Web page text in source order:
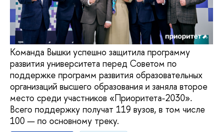
Команда Вышки успешно защитила программу
развития университета перед Советом по
поддержке программ развития образовательных
организаций высшего образования и заняла второе
место среди участников «Приоритета-2030».
Всего поддержку получат 119 вузов, в том числе
100 — по основному треку.